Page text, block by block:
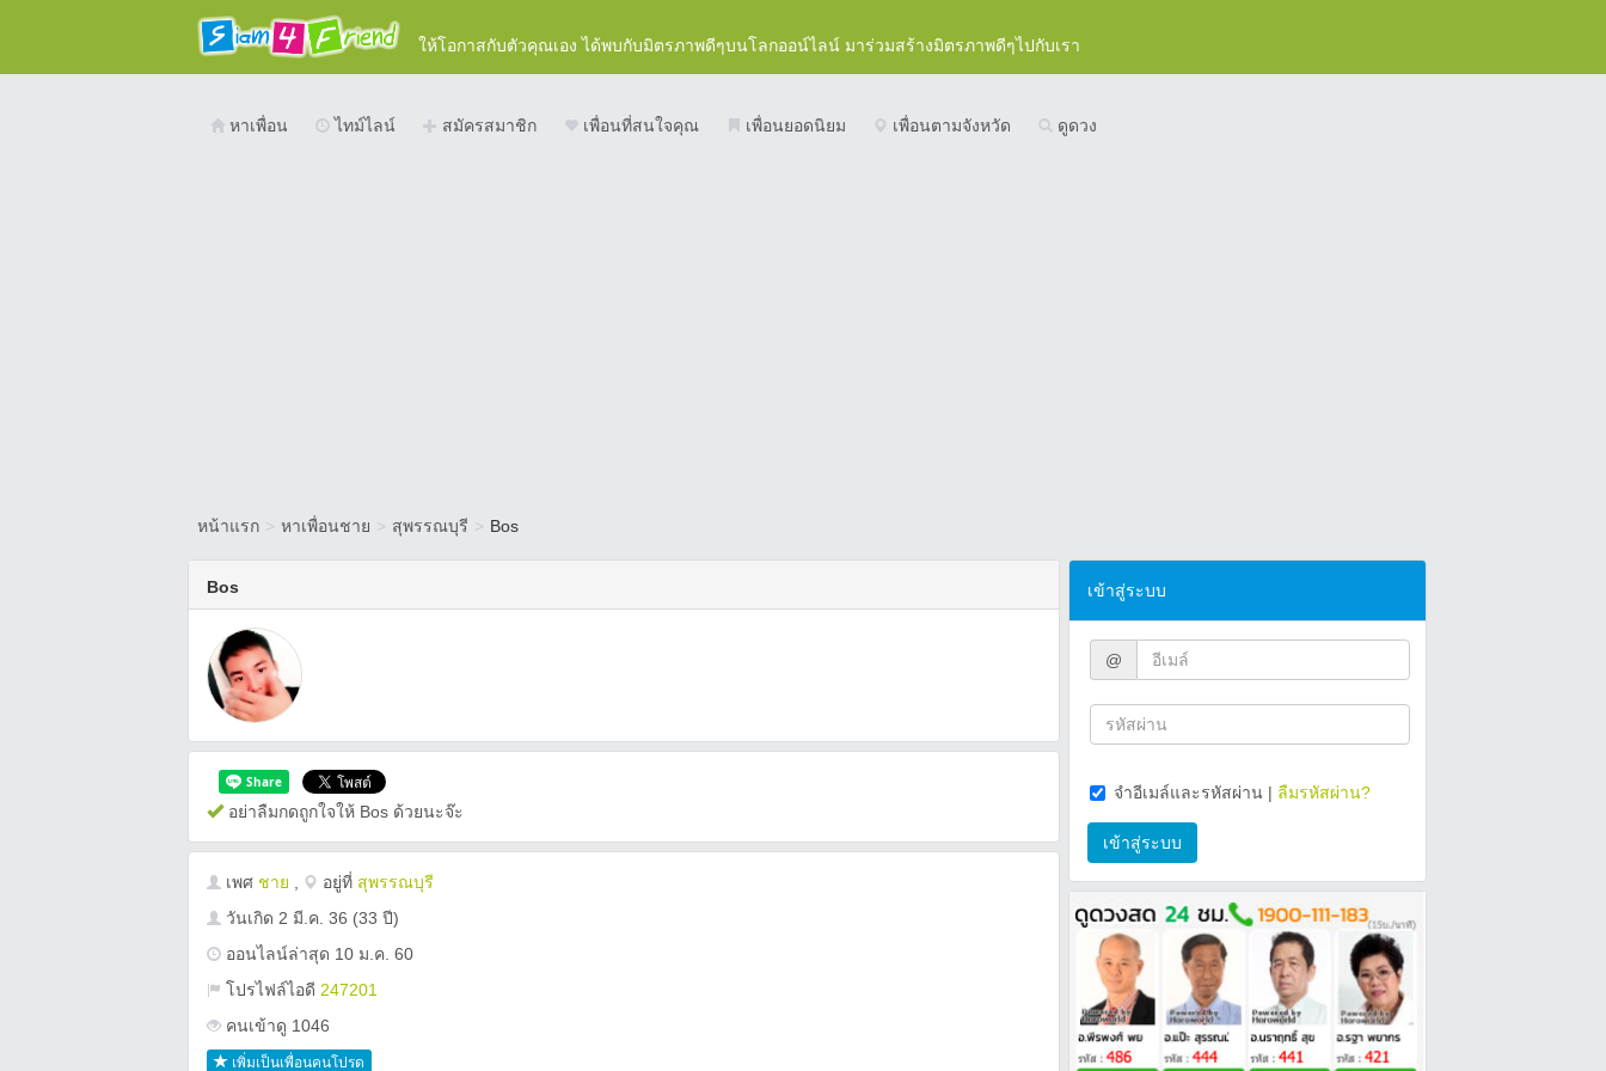
ให้โอกาสกับตัวคุณเอง ได้พบกับมิตรภาพดีๆบนโลกออน์ไลน์ มาร่วมสร้างมิตรภาพดีๆไปกับเรา
หาเพื่อน ไทม์ไลน์ สมัครสมาชิก เพื่อนที่สนใจคุณ เพื่อนยอดนิยม เพื่อนตามจังหวัด ดูดวง
หน้าแรก > หาเพื่อนชาย > สุพรรณบุรี > Bos
Bos
อย่าลืมกดถูกใจให้ Bos ด้วยนะจ๊ะ
เพศ ชาย อยู่ที่ สุพรรณบุรี
วันเกิด 2 มี.ค. 36 (33 ปี)
ออนไลน์ล่าสุด 10 ม.ค. 60
โปรไฟล์ไอดี 247201
คนเข้าดู 1046
เพิ่มเป็นเพื่อนคนโปรด
เข้าสู่ระบบ
@
จำอีเมล์และรหัสผ่าน | ลืมรหัสผ่าน?
เข้าสู่ระบบ